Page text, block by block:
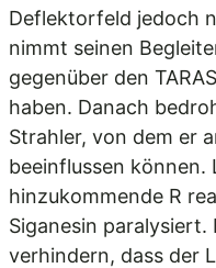
Deflektorfeld jedoch
nimmt seinen
gegenüber den
haben. Danach
Strahler, von dem er
beeinflussen können.
hinzukommende R
Siganesin
verhindern, dass der